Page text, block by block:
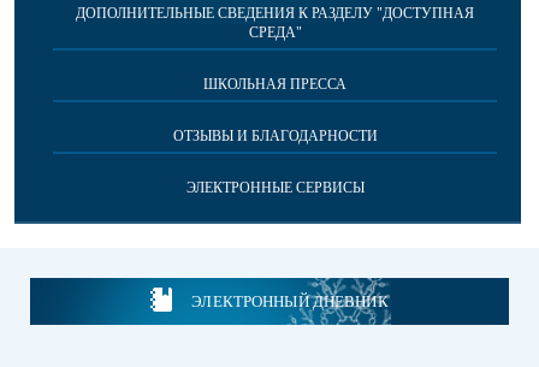
ДОПОЛНИТЕЛЬНЫЕ СВЕДЕНИЯ К РАЗДЕЛУ "ДОСТУПНАЯ
СРЕДА"
ШКОЛЬНАЯ ПРЕССА
ОТЗЫВЫ И БЛАГОДАРНОСТИ
ЭЛЕКТРОННЫЕ СЕРВИСЫ
ЭЛЕКТРОННЫЙ ДНЕВНИК